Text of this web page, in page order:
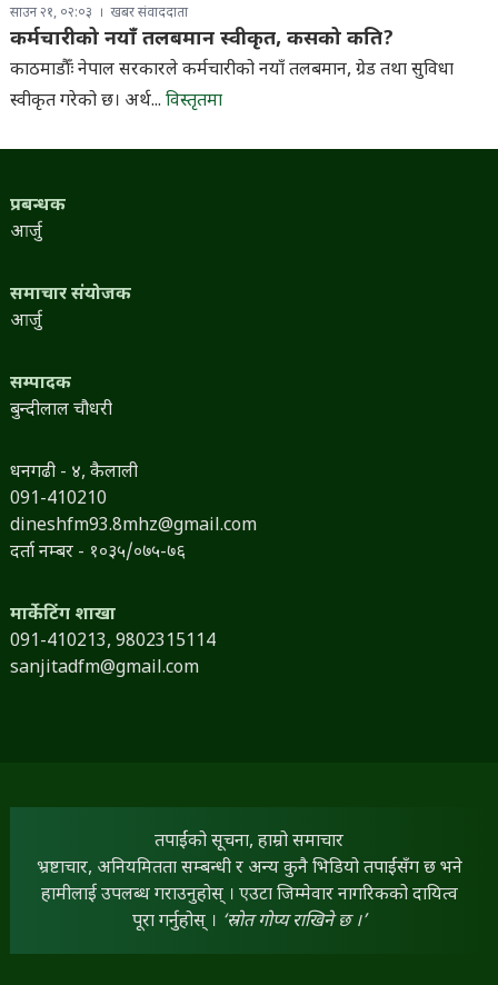
साउन २१, ०२:०३ खबर संवाददाता
कर्मचारीको नयाँ तलबमान स्वीकृत, कसको कति?
काठमाडौँः नेपाल सरकारले कर्मचारीको नयाँ तलबमान, ग्रेड तथा सुविधा
स्वीकृत गरेको छ। अर्थ... विस्तृतमा
प्रबन्धक
आर्जु
समाचार संयोजक
आर्जु
सम्पादक
बुन्दीलाल चौधरी
धनगढी - ४, कैलाली
091-410210
dineshfm93.8mhz@gmail.com
दर्ता नम्बर - १०३५/०७५-७६
मार्केटिंग शाखा
091-410213, 9802315114
sanjitadfm@gmail.com
तपाईंको सूचना, हाम्रो समाचार
भ्रष्टाचार, अनियमितता सम्बन्धी र अन्य कुनै भिडियो तपाईंसँग छ भने
हामीलाई उपलब्ध गराउनुहोस् । एउटा जिम्मेवार नागरिकको दायित्व
पूरा गर्नुहोस् । ‘स्रोत गोप्य राखिने छ ।’